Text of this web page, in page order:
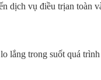
dịch vụ điều trịan toàn
lắng trong suốt quá